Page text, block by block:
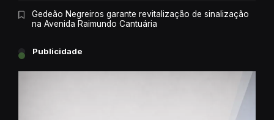
Gedeão Negreiros garante revitalização de sinalização
na Avenida Raimundo Cantuária
Publicidade